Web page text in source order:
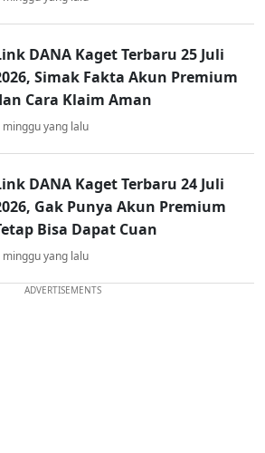
DANA Kaget Terbaru 25 Juli
Simak Fakta Akun Premium
Cara Klaim Aman
minggu yang lalu
DANA Kaget Terbaru 24 Juli
Gak Punya Akun Premium
Bisa Dapat Cuan
minggu yang lalu
ADVERTISEMENTS